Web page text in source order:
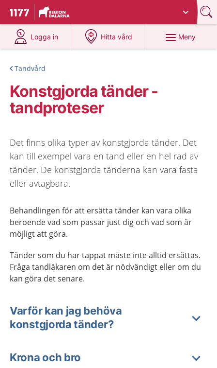
Till startsidan för 1177
Du har valt region
Logga in
på 1177.se
Hitta vård
på 1177.se
Meny
Tandvård
Konstgjorda tänder -
tandproteser
Det finns olika typer av konstgjorda tänder. Det
kan till exempel vara en tand eller en hel rad av
tänder. De konstgjorda tänderna kan vara fasta
eller avtagbara.
Behandlingen för att ersätta tänder kan vara olika
beroende vad som passar just dig och vad som är
möjligt att göra.
Tänder som du har tappat måste inte alltid ersättas.
Fråga tandläkaren om det är nödvändigt eller om du
kan göra det senare.
Varför kan jag behöva
konstgjorda tänder?
Krona och bro